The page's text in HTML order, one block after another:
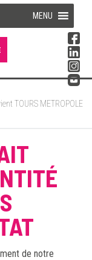
MENU
TOURS METROPOLE
de notre